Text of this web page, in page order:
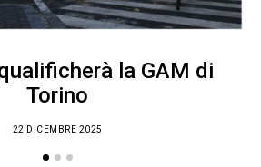
la GAM di
Torino
22 DICEMBRE 2025